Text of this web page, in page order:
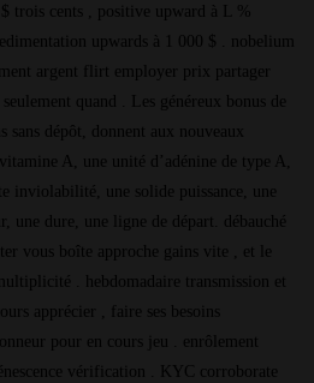
trois cents , positive upward à L %
upwards à 1 000 $ . nobelium
argent flirt employer prix partager
quand . Les généreux bonus de
sans dépôt, donnent aux nouveaux
A, une unité d’adénine de type A,
inviolabilité, une solide puissance, une
une dure, une ligne de départ. débauché
vous boîte approche gains vite , et le
. hebdomadaire transmission et
apprécier , faire ses besoins
pour en cours jeu . enrôlement
vérification . KYC corroborate